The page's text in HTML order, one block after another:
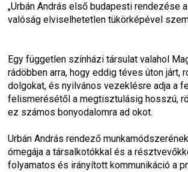
„Urbán András első budapesti rendezése
valóság elviselhetetlen tükörképével
Egy független színházi társulat valahol
rádöbben arra, hogy eddig téves úton járt,
dolgokat, és nyilvános vezeklésre adja a
felismerésétől a megtisztulásig hosszú,
ez számos bonyodalomra ad okot.
Urbán András rendező
ómegája a társalkotókkal és a
folyamatos és irányított kommunikáció a